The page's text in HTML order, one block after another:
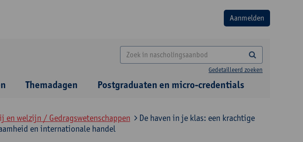
Gedetailleerd zoeken
Themadagen Postgraduaten en micro-credentials
en welzijn / Gedragswetenschappen
De haven in je klas: een krachtige
en internationale handel